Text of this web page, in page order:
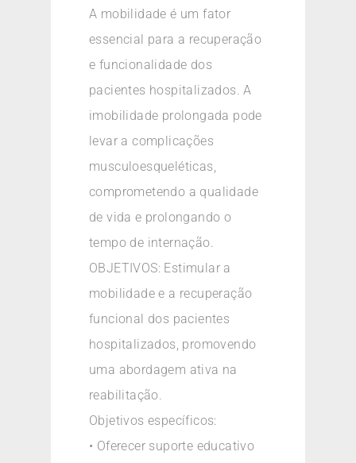
A mobilidade é um fator
essencial para a recuperação
e funcionalidade dos
pacientes hospitalizados. A
imobilidade prolongada pode
levar a complicações
musculoesqueléticas,
comprometendo a qualidade
de vida e prolongando o
tempo de internação.
OBJETIVOS: Estimular a
mobilidade e a recuperação
funcional dos pacientes
hospitalizados, promovendo
uma abordagem ativa na
reabilitação.
Objetivos específicos:
• Oferecer suporte educativo